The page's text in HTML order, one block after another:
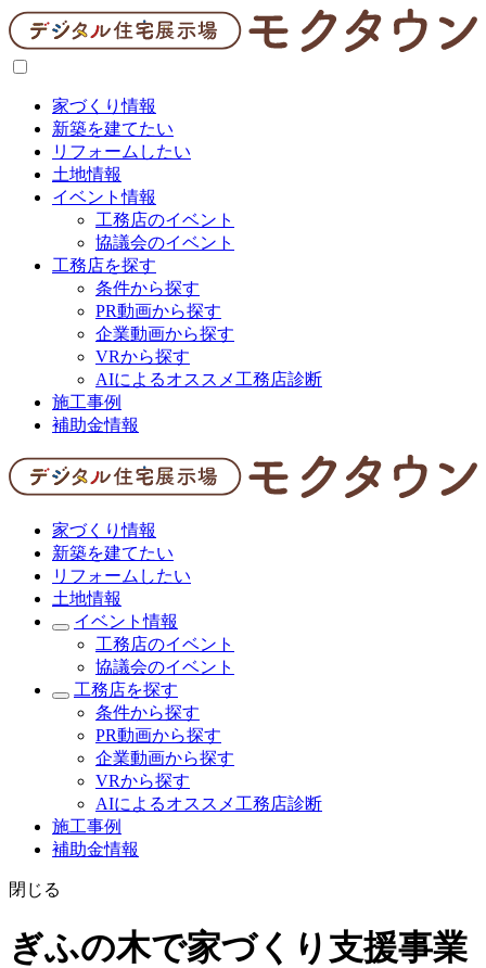
家づくり情報
新築を建てたい
リフォームしたい
土地情報
イベント情報
工務店のイベント
協議会のイベント
工務店を探す
条件から探す
PR動画から探す
企業動画から探す
VRから探す
AIによるオススメ工務店診断
施工事例
補助金情報
家づくり情報
新築を建てたい
リフォームしたい
土地情報
イベント情報
工務店のイベント
協議会のイベント
工務店を探す
条件から探す
PR動画から探す
企業動画から探す
VRから探す
AIによるオススメ工務店診断
施工事例
補助金情報
閉じる
ぎふの木で家づくり支援事業